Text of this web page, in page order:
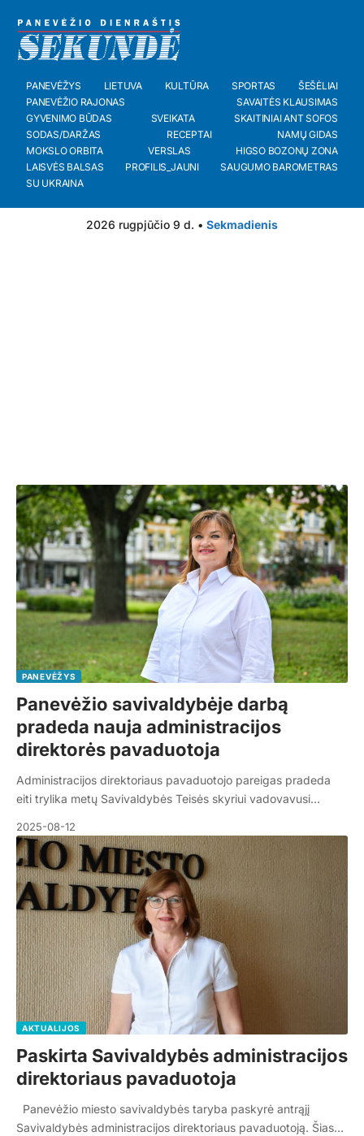
PANEVĖŽYS LIETUVA KULTŪRA SPORTAS
ŠEŠĖLIAI
PANEVĖŽIO RAJONAS
SAVAITĖS KLAUSIMAS
GYVENIMO BŪDAS
SVEIKATA
SKAITINIAI ANT SOFOS
SODAS/DARŽAS
RECEPTAI
NAMŲ GIDAS
MOKSLO ORBITA
VERSLAS
HIGSO BOZONŲ ZONA
LAISVĖS BALSAS
PROFILIS_JAUNI
SAUGUMO BAROMETRAS
SU UKRAINA
2026 rugpjūčio 9 d. • Sekmadienis
PANEVĖŽYS
Panevėžio savivaldybėje darbą
pradeda nauja administracijos
direktorės pavaduotoja
Administracijos direktoriaus pavaduotojo pareigas pradeda
eiti trylika metų Savivaldybės Teisės skyriui vadovavusi…
2025-08-12
AKTUALIJOS
Paskirta Savivaldybės administracijos
direktoriaus pavaduotoja
Panevėžio miesto savivaldybės taryba paskyrė antrąjį
Savivaldybės administracijos direktoriaus pavaduotoją. Šias…